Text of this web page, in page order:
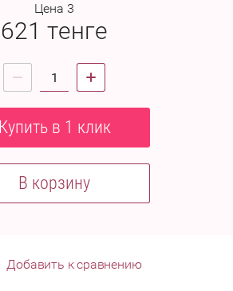
Цена 3
621 тенге
Купить в 1 клик
В корзину
Добавить к сравнению